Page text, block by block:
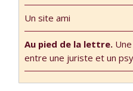
Un site ami
Au pied de la lettre.
entre une juriste et un